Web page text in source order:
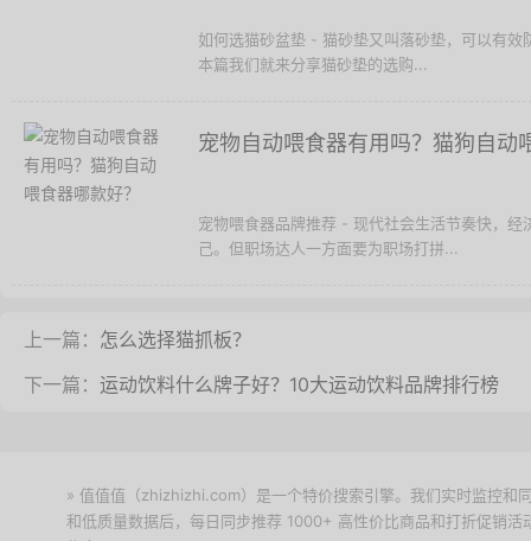
如何选猫砂盆垫 - 猫砂垫又叫落砂垫，可以有
本篇我们就来分享猫砂垫的选购...
宠物自动喂食器有用吗？猫狗自动
宠物喂食器品牌推荐 - 现代社会生活节奏快，
己。但职场达人一方面要为职场打拼...
上一篇： 怎么选择猫抓板？
下一篇： 运动饮料什么牌子好？10大运动饮料品牌排行榜
» 值值值（zhizhizhi.com）是一个特价搜索引擎。我们实时监控和
和低质量数据后，每日同步推荐 1000+ 高性价比商品和打折促销